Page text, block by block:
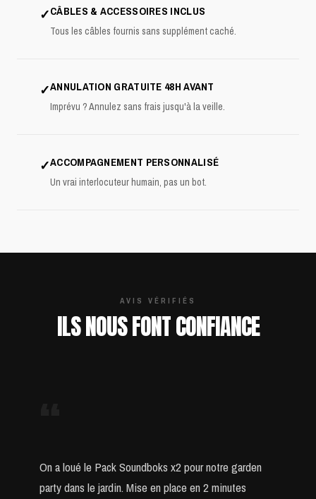
✓CÂBLES & ACCESSOIRES INCLUS
Tous les câbles fournis sans supplément caché.
✓ANNULATION GRATUITE 48H AVANT
Imprévu ? Annulez sans frais jusqu'à la veille.
✓ACCOMPAGNEMENT PERSONNALISÉ
Un vrai interlocuteur humain, pas un bot.
AVIS VÉRIFIÉS
ILS NOUS FONT CONFIANCE
On a loué le Pack Soundboks x2 pour notre garden
party dans le jardin. Mise en place en 2 minutes